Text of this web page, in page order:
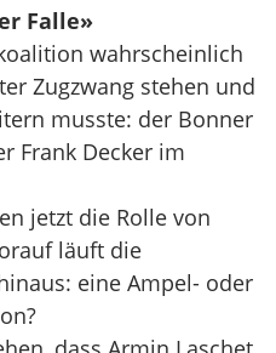
Falle»
wahrscheinlich
Zugzwang stehen und
musste: der Bonner
Frank Decker im
jetzt die Rolle von
läuft die
eine Ampel- oder